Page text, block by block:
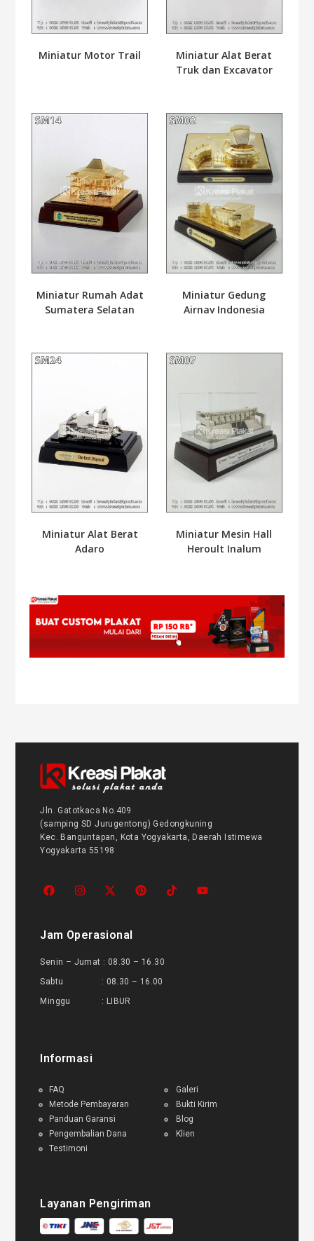
Miniatur Motor Trail
Miniatur Alat Berat
Truk dan Excavator
Miniatur Rumah Adat
Sumatera Selatan
Miniatur Gedung
Airnav Indonesia
Miniatur Alat Berat
Adaro
Miniatur Mesin Hall
Heroult Inalum
Jln. Gatotkaca No.409
(samping SD Jurugentong) Gedongkuning
Kec. Banguntapan, Kota Yogyakarta, Daerah Istimewa
Yogyakarta 55198
Jam Operasional
Senin – Jumat : 08.30 – 16.30
Sabtu : 08.30 – 16.00
Minggu : LIBUR
Informasi
FAQ
Metode Pembayaran
Panduan Garansi
Pengembalian Dana
Testimoni
Galeri
Bukti Kirim
Blog
Klien
Layanan Pengiriman